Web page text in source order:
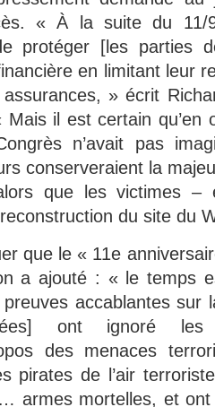
« À la suite du 11/
protéger [les parties
en limitant leur
» écrit
Mais il est certain qu’en
n’avait pas
conserveraient la
que les victimes –
du site du
que le « 11e
a ajouté : « le temps
preuves accablantes sur
ont ignoré les
des menaces
pirates de l’air
armes mortelles, et